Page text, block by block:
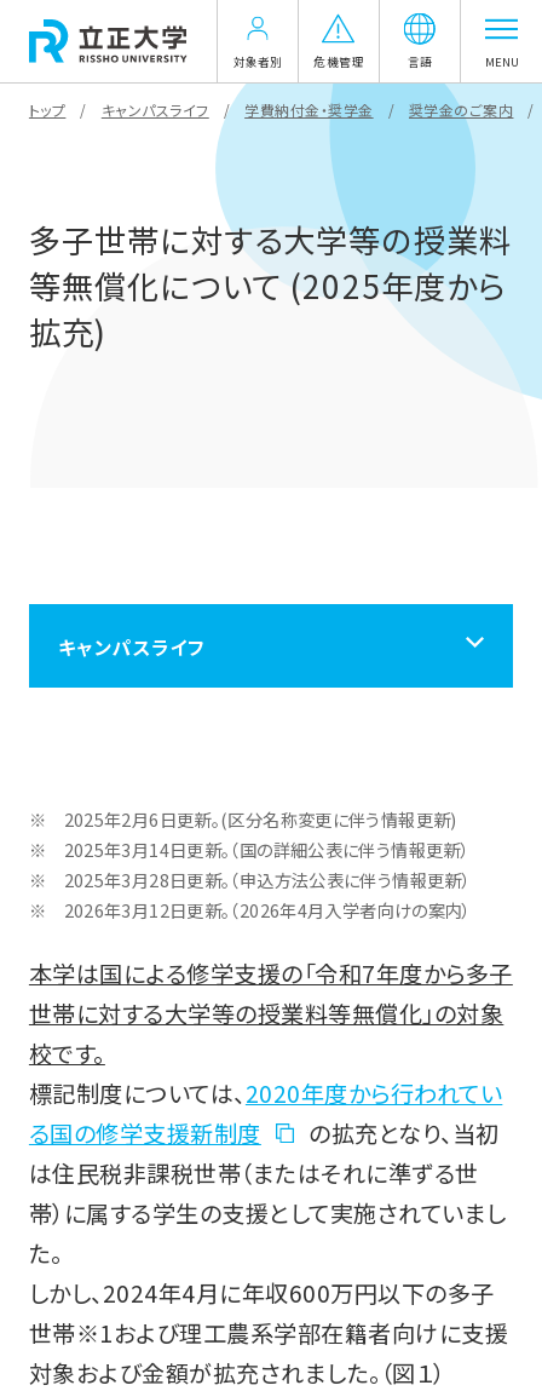
対象者別 危機管理 言語 MENU
トップ キャンパスライフ 学費納付金・奨学金 奨学金のご案内
多子世帯に対する大学等の授業料
等無償化について (2025年度から
拡充)
キャンパスライフ
学生生活のご案内
課外活動のご案内
学費納付金・奨学金
学生へのサポート
学則
2025年2月6日更新。(区分名称変更に伴う情報更新)
2025年3月14日更新。（国の詳細公表に伴う情報更新）
2025年3月28日更新。（申込方法公表に伴う情報更新）
2026年3月12日更新。（2026年4月入学者向けの案内）
本学は国による修学支援の「令和7年度から多子
世帯に対する大学等の授業料等無償化」の対象
校です。
標記制度については、2020年度から行われてい
る国の修学支援新制度
の拡充となり、当初
は住民税非課税世帯（またはそれに準ずる世
帯）に属する学生の支援として実施されていまし
た。
しかし、2024年4月に年収600万円以下の多子
世帯※1および理工農系学部在籍者向けに支援
対象および金額が拡充されました。（図１）